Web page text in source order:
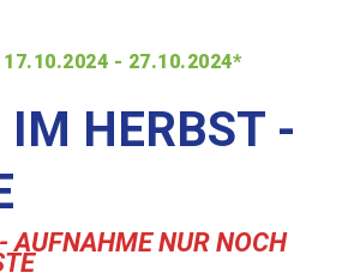
17.10.2024 - 27.10.2024*
HERBST -
AUFNAHME NUR NOCH